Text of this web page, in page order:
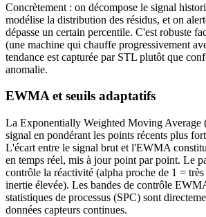
Concrètement : on décompose le signal
modélise la distribution des résidus, et on
dépasse un certain percentile. C'est robuste
(une machine qui chauffe progressivement
tendance est capturée par STL plutôt que
anomalie.
EWMA et seuils adaptatifs
La Exponentially Weighted Moving
signal en pondérant les points récents plus
L'écart entre le signal brut et l'EWMA
en temps réel, mis à jour point par point. Le
contrôle la réactivité (alpha proche de 1 =
inertie élevée). Les bandes de contrôle
statistiques de processus (SPC) sont
données capteurs continues.